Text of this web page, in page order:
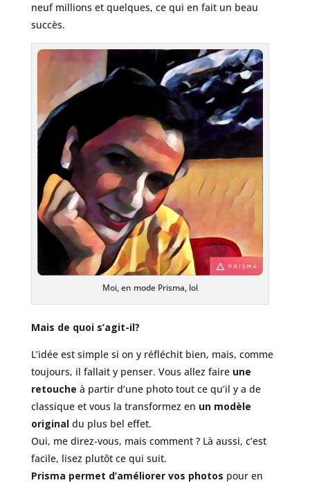
neuf millions et quelques, ce qui en fait un beau
succès.
Moi, en mode Prisma, lol
Mais de quoi s’agit-il?
L’idée est simple si on y réfléchit bien, mais, comme
toujours, il fallait y penser. Vous allez faire une
retouche à partir d’une photo tout ce qu’il y a de
classique et vous la transformez en un modèle
originaldu plus bel effet.
Oui, me direz-vous, mais comment ? Là aussi, c’est
facile, lisez plutôt ce qui suit.
Prisma permet d’améliorer vos photos pour en